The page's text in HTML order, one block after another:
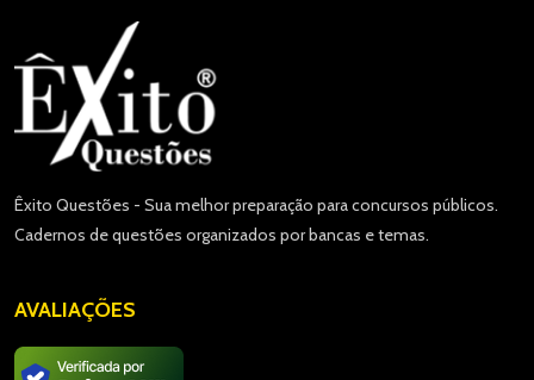
Êxito Questões - Sua melhor preparação para concursos públicos.
Cadernos de questões organizados por bancas e temas.
AVALIAÇÕES